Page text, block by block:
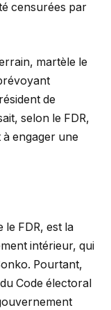
censurées par
martèle le
de
selon le FDR,
engager une
le FDR, est la
intérieur, qui
Pourtant,
Code électoral